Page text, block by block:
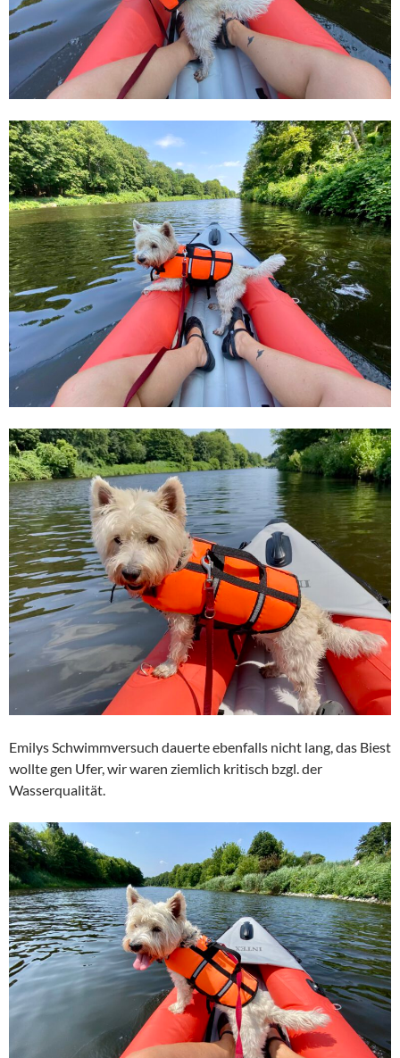
Emilys Schwimmversuch dauerte ebenfalls nicht lang, das Biest
wollte gen Ufer, wir waren ziemlich kritisch bzgl. der
Wasserqualität.